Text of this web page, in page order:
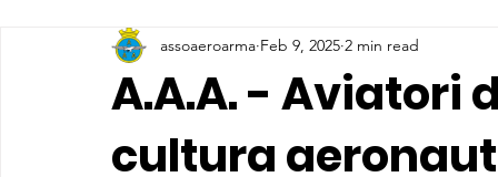
A.A.A. - Aviatori
cultura
assoaeroarma Feb 9, 2025 2 min read